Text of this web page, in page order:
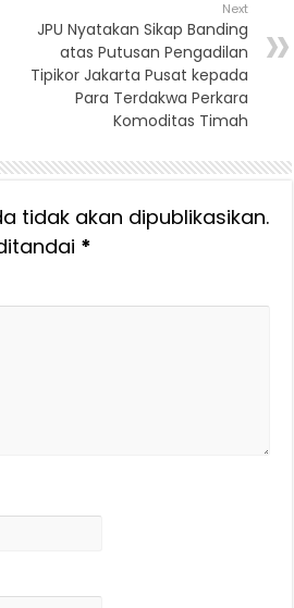
Next
JPU Nyatakan Sikap Banding
atas Putusan Pengadilan
Tipikor Jakarta Pusat kepada
Para Terdakwa Perkara
Komoditas Timah
tidak akan dipublikasikan.
*